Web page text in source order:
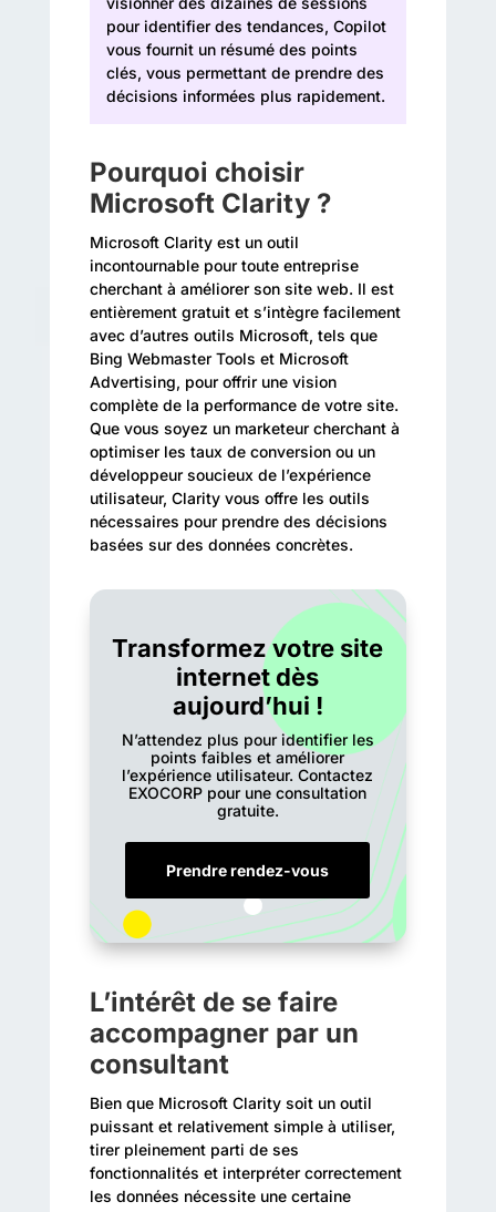
pour identifier des tendances, Copilot
vous fournit un résumé des points
clés, vous permettant de prendre des
décisions informées plus rapidement.
Pourquoi choisir
Microsoft Clarity ?
Microsoft Clarity est un outil
incontournable pour toute entreprise
cherchant à améliorer son site web. Il est
entièrement gratuit et s’intègre facilement
avec d’autres outils Microsoft, tels que
Bing Webmaster Tools et Microsoft
Advertising, pour offrir une vision
complète de la performance de votre site.
Que vous soyez un marketeur cherchant à
optimiser les taux de conversion ou un
développeur soucieux de l’expérience
utilisateur, Clarity vous offre les outils
nécessaires pour prendre des décisions
basées sur des données concrètes.
Transformez votre site
internet dès
aujourd’hui !
N’attendez plus pour identifier les
points faibles et améliorer
l’expérience utilisateur. Contactez
EXOCORP pour une consultation
gratuite.
Prendre rendez-vous
L’intérêt de se faire
accompagner par un
consultant
Bien que Microsoft Clarity soit un outil
puissant et relativement simple à utiliser,
tirer pleinement parti de ses
fonctionnalités et interpréter correctement
les données nécessite une certaine